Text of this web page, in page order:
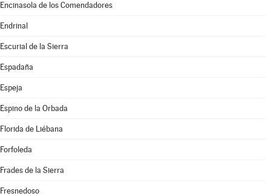
Encinasola de los Comendadores
Endrinal
Escurial de la Sierra
Espadaña
Espeja
Espino de la Orbada
Florida de Liébana
Forfoleda
Frades de la Sierra
Fresnedoso